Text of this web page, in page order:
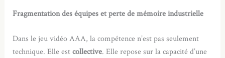
Fragmentation des équipes et perte de mémoire industrielle
Dans le jeu vidéo AAA, la compétence n’est pas seulement
technique. Elle estcollective. Elle repose sur la capacité d’une